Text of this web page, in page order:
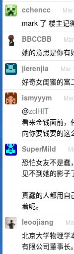
cchencc
mark 了 楼主记
BBCCBB
她的意思是你有
jierenjia Mar
好奇女闺蜜的富
ismyyym
@zclHIT
看来金钱面前，
向你要钱要的这
SuperMild
恐怕女友不是蠢
见不到她的影子
真蠢的人都用自
着呢。
leoojiang
北京大学物理学
有限公司董事长